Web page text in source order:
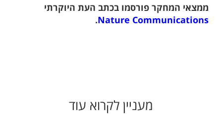
ממצאי המחקר פורסמו בכתב העת היוקרתי
Nature Communications
.
מעניין לקרוא עוד